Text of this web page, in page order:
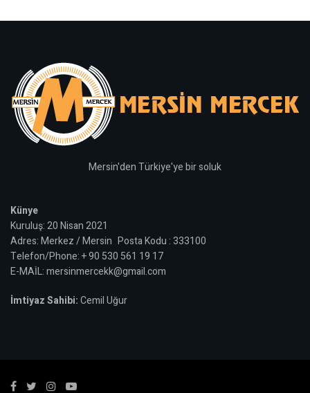
Mersin'den Türkiye'ye bir soluk
Künye
Kuruluş: 20 Nisan 2021
Adres: Merkez / Mersin Posta Kodu : 333100
Telefon/Phone: + 90 530 561 19 17
E-MAİL: mersinmercekk@gmail.com
İmtiyaz Sahibi:Cemil Uğur